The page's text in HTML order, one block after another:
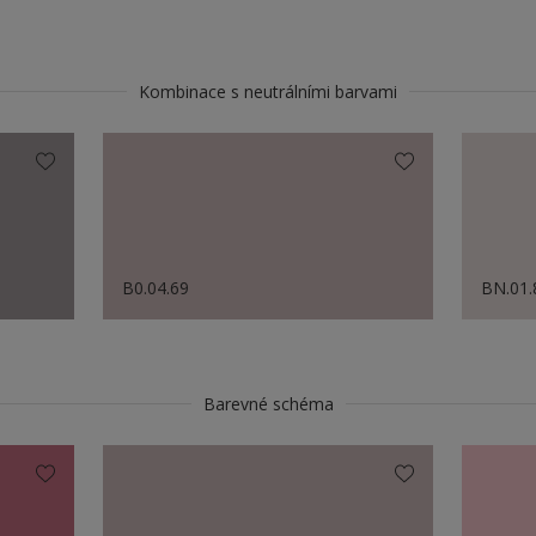
Kombinace s neutrálními barvami
B0.04.69
Barevné schéma